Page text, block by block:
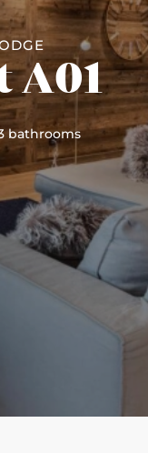
A01
bathrooms